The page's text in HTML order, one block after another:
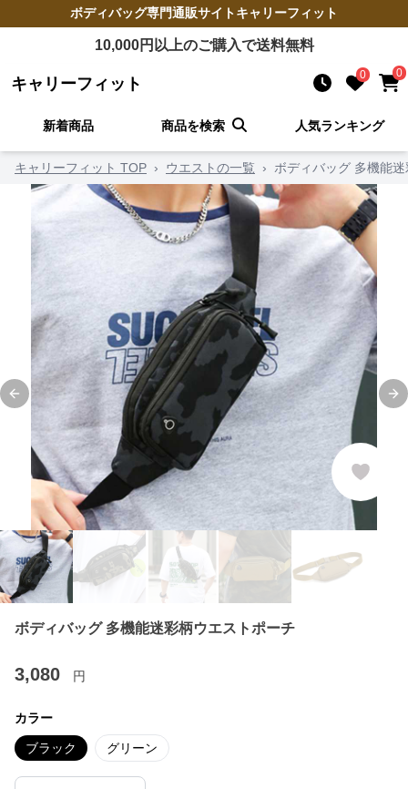
ボディバッグ専門通販サイトキャリーフィット
10,000円以上のご購入で送料無料
キャリーフィット 0 0
新着商品 商品を検索 人気ランキング
キャリーフィット TOP › ウエストの一覧 › ボディバッグ 多機能
Previous slide
ボディバッグ 多機能迷彩柄ウエストポーチ
3,080 円
カラー
ブラック グリーン